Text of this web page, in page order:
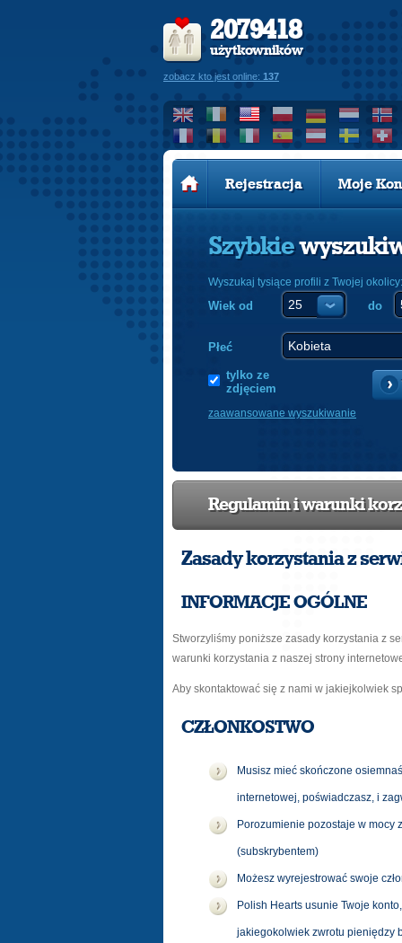
2079418
użytkowników
zobacz kto jest online: 137
Rejestracja Moje
Szybkie
Wyszukaj tysiące profili z Twojej okolicy:
Wiek od do
Płeć
tylko ze
zdjęciem
zaawansowane wyszukiwanie
Regulamin i warunki
Zasady korzystania z
INFORMACJE OGÓLNE
Stworzyliśmy poniższe zasady korzystania z
warunki korzystania z naszej strony
Aby skontaktować się z nami w jakiejkolwiek
CZŁONKOSTWO
Musisz mieć skończone
internetowej, poświadczasz, i
Porozumienie pozostaje w mocy
(subskrybentem)
Możesz wyrejestrować swoje
Polish Hearts usunie Twoje
jakiegokolwiek zwrotu pieniędzy